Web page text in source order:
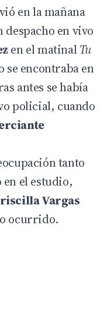
en la mañana
en vivo
en el matinalTu
se encontraba en
antes se había
policial, cuando
tanto
en el estudio,
Vargas
ocurrido.